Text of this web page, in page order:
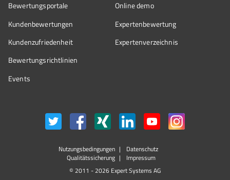
Bewertungsportale
Kundenbewertungen
Kundenzufriedenheit
Bewertungs­richtlinien
Events
Online demo
Expertenbewertung
Expertenverzeichnis
Nutzungsbedingungen
Datenschutz
Qualitätssicherung
Impressum
© 2011 - 2026 Expert Systems AG